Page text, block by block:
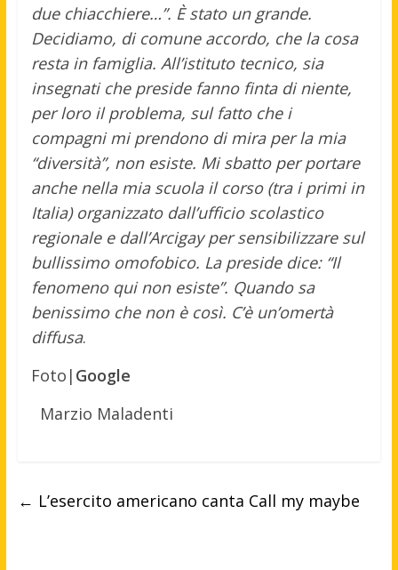
due chiacchiere…”. È stato un grande.
Decidiamo, di comune accordo, che la cosa
resta in famiglia. All’istituto tecnico, sia
insegnati che preside fanno finta di niente,
per loro il problema, sul fatto che i
compagni mi prendono di mira per la mia
“diversità”, non esiste. Mi sbatto per portare
anche nella mia scuola il corso (tra i primi in
Italia) organizzato dall’ufficio scolastico
regionale e dall’Arcigay per sensibilizzare sul
bullissimo omofobico. La preside dice: “Il
fenomeno qui non esiste”. Quando sa
benissimo che non è così. C’è un’omertà
diffusa.
Foto| Google
Marzio Maladenti
← L’esercito americano canta Call my maybe